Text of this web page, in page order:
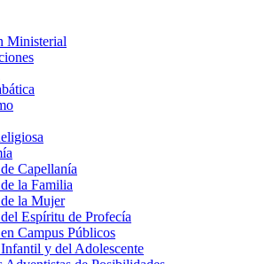
Ministerial
Capellanía
la Familia
la Mujer
Espíritu de Profecía
Campus Públicos
y del Adolescente